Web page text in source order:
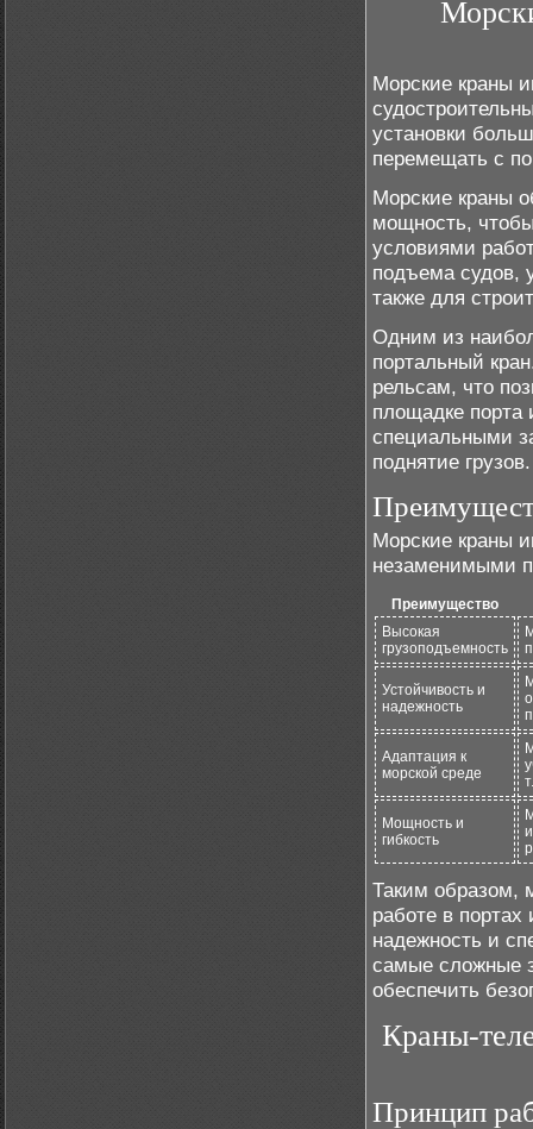
Морские краны
установки
перемещать с
Морские краны
мощность,
условиями
подъема судов,
также для
Одним из
портальный
рельсам, что
площадке
специальными
поднятие грузов.
Морские краны
незаменимыми
Преимущество
Высокая
грузоподъемность
Устойчивость и
надежность
Адаптация к
морской среде
Мощность и
гибкость
Таким образом,
работе в
надежность и
самые сложные
обеспечить
Краны-
Принцип